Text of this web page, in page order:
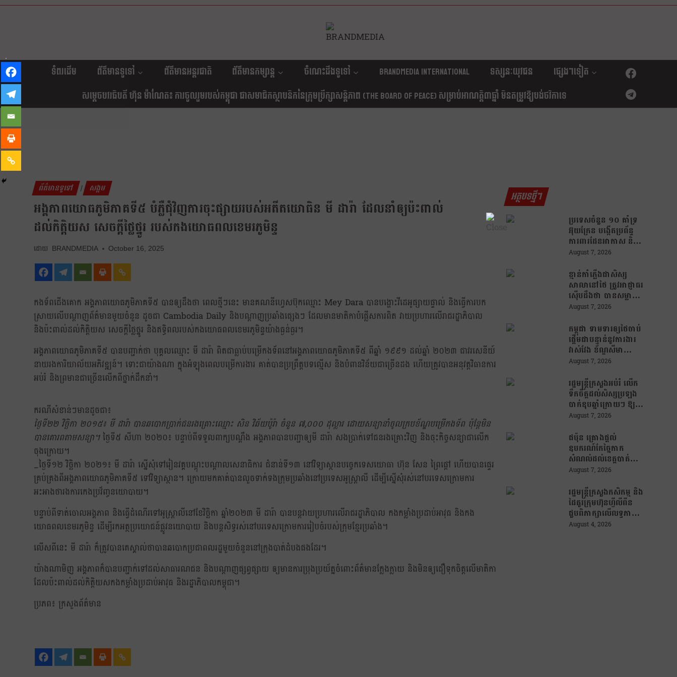
ទំពរដើម ព័ត៌មានទូទៅ ព័ត៌មានអន្តរជាតិ ព័ត៌មានកម្សាន្ត ចំណេះដឹងទូទៅ Brandmedia international ទស្សនៈយុវជន
ផ្សេងៗទៀត
សម្តេចបវរធិបតី ហ៊ុន ម៉ាណែត៖ ការចូលរួមរបស់កម្ពុជា ជាសមាជិកស្ថាបនិកនៃក្រុមប្រឹក្សាសន្តិភាព (The Board Of Peace) សម្រាប់អាណត្តិ៣ឆ្នាំ មិនតម្រូវឱ្យបង់ថវិកាទេ
ព័ត៌មានទូទៅ | សង្គម
អង្គភាពយោធភូមិភាគទី៥ បំភ្លឺជុំវិញការចុះផ្សាយរបស់អតីតយោធិន មី ដារ៉ា ដែលនាំឲ្យប៉ះពាល់
ដល់កិត្តិយស សេចក្ដីថ្លៃថ្នូរ របស់កងយោធពលខេមរភូមិន្ទ
BRANDMEDIA October 16, 2025
កងទ័ពជើងគោក អង្គភាពយោធភូមិភាគទី៥ បានឲ្យដឹងថា ពេលថ្មីៗនេះ មានគណនីហ្វេសប៊ុកឈ្មោះ Mey Dara បានបង្ហោះវីដេអូផ្សាយផ្ទាល់ និងធ្វើការបក
ស្រាយលើបណ្តាញព័ត៌មានមួយចំនួន ដូចជា Cambodia Daily និងបណ្តាញប្រឆាំងផ្សេងៗ ដែលមានមាតិកាបំផ្លើសការពិត វាយប្រហារលើរាជរដ្ឋាភិបាល
និងប៉ះពាល់ដល់កិត្តិយស សេចក្ដីថ្លៃថ្នូរ និងឥទ្ធិពលរបស់កងយោធពលខេមរភូមិន្ទយ៉ាងធ្ងន់ធ្ងរ។
អង្គភាពយោធភូមិភាគទី៥ បានបញ្ជាក់ថា បុគ្គលឈ្មោះ មី ដារ៉ា ពិតជាធ្លាប់បម្រើកងទ័ពនៅអង្គភាពយោធភូមិភាគទី៥ ពីឆ្នាំ ១៩៩១ ដល់ឆ្នាំ ២០២៣ ជាវរសេនីយ៍
នាយរងការិយាល័យអភិវឌ្ឍន៍។ ទោះជាយ៉ាងណា ក្នុងអំឡុងពេលបម្រើការងារ គាត់បានប្រព្រឹត្តបទល្មើស និងបំពានវិន័យជាច្រើនដង ហើយត្រូវបានអនុវត្តវិធានការ
អប់រំ និងព្រមានជាច្រើនលើកពីថ្នាក់ដឹកនាំ។
ករណីសំខាន់ៗមានដូចជា៖
ថ្ងៃទី២២ វិច្ឆិកា ២០១៥៖ មី ដារ៉ា បានឆបោកប្រាក់ជនរងគ្រោះឈ្មោះ សិន វិឆ័យប៉ូរ៉ា ចំនួន ៧,០០០ ដុល្លារ ដោយសន្យានាំចូលក្របខ័ណ្ឌបម្រើកងទ័ព ប៉ុន្តែមិន
បានគោរពតាមសន្យា។ថ្ងៃទី៥ សីហា ២០២០៖ បន្ទាប់ពីទទួលពាក្យបណ្តឹង អង្គភាពបានបញ្ជាឲ្យមី ដារ៉ា សងប្រាក់ទៅជនរងគ្រោះវិញ និងចុះកិច្ចសន្យាជាលើក
ចុងក្រោយ។
_ថ្ងៃទី១២ វិច្ឆិកា ២០២១៖ មី ដារ៉ា ស្នើសុំទៅរៀនវគ្គបណ្តុះបណ្តាលសេនាធិការ ជំនាន់ទី១៣ នៅវិទ្យាស្ថានបច្ចេកទេសយោធា ហ៊ុន សែន ព្រៃផ្តៅ ហើយបានផ្ទេរ
គ្រប់គ្រងពីអង្គភាពយោធភូមិភាគទី៥ ទៅវិទ្យាស្ថាន។ ក្រោយមកគាត់បានលួចទាក់ទងក្រុមប្រឆាំងនៅប្រទេសអូស្ត្រាលី ដើម្បីស្នើសុំរស់នៅបរទេសក្រោមការ
អះអាងថារងការកេងប្រវ័ញ្ចនយោបាយ។
បន្ទាប់ពីទាត់ចោលអង្គភាព និងធ្វើដំណើរទៅអូស្ត្រាលីនៅខែវិច្ឆិកា ឆ្នាំ២០២៣ មី ដារ៉ា បានបន្តវាយប្រហារលើរាជរដ្ឋាភិបាល កងកម្លាំងប្រដាប់អាវុធ និងកង
យោធពលខេមរភូមិន្ទ ដើម្បីរកអត្ថប្រយោជន៍ផ្លូវនយោបាយ និងបន្តសិទ្ធរស់នៅបរទេសក្រោមការរៀបចំរបស់ក្រុមខ្មែរប្រឆាំង។
លើសពីនេះ មី ដារ៉ា ក៏ត្រូវបានគេស្គាល់ថាបានឆបោកប្រជាពលរដ្ឋមួយចំនួននៅក្រុងបាត់ដំបងផងដែរ។
យ៉ាងណាមិញ អង្គភាពក៏បានបញ្ជាក់ទៅដល់សាធារណជន និងបណ្តាញផ្សព្វផ្សាយ ឲ្យមានការប្រុងប្រយ័ត្នចំពោះព័ត៌មានក្លែងក្លាយ និងមិនឲ្យជឿទុកចិត្តលើមាតិកា
ដែលប៉ះពាល់ដល់កិត្តិយសកងកម្លាំងប្រដាប់អាវុធ និងរដ្ឋាភិបាលកម្ពុជា។
ប្រភព៖ ក្រសួងព័ត៌មាន
អត្ថបទថ្មីៗ
ប្រទេសចំនួន ១០ គាំទ្រ
អ៊ុយក្រែន បង្កើតប្រព័ន្ធ
ការពារដែនអាកាស និងមី
ស៊ីលបាលីស្ទិក រួមគ្នាជា
August 7, 2026
ខ្មាន់កាំភ្លើងជាសិស្ស
សាលានៅថៃ ត្រូវអាជ្ញាធរ
ស៊ើបដឹងថា បានសម្លាប់
យាយតារបស់ខ្លួន មុន
នៅសាលារៀន
August 7, 2026
កម្ពុជា ទាមទារឲ្យថៃចាប់
ផ្តើមជាបន្ទាន់នូវការងារ
វាស់វែង ខ័ណ្ឌសីមា
ព្រំដែនគោគ (JBC) និង
សសឹកវិលទៅលំនៅឋាន
វិញ ដោយគ្មានការរារាំង
August 7, 2026
រដ្ឋមន្រ្តីក្រសួងអប់រំ លើក
ទឹកចិត្តដល់សិស្សប្រឡង
បាក់ឌុបឆ្នាំក្រោយៗ ឱ្យ
ជ្រើសរើសយកការប្រឡង
ឆ្លើយតបទៅនឹងតម្រូវការ
ធនធានមនុស្សក្នុងយុគ
សម័យបច្ចេកវិទ្យា
August 7, 2026
ជប៉ុន គ្រោងផ្តល់
ឧបករណ៍កែច្នៃកាក
សំណល់ដល់ខេត្តបាត់
ដំបង ដើម្បីជួយលើក
គ្រប់គ្រងសំណល់
August 7, 2026
រដ្ឋមន្រ្តីក្រសួងកសិកម្ម និង
ដៃគូរក្រុមហ៊ុនហ្វីលីពីន
ជួបពិភាក្សាលើលទ្ធភាព
ជំរុញការនាំចេញកសិផល
August 4, 2026